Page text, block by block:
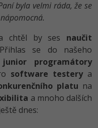
byla velmi ráda, že se
chtěl by ses naučit
se do našeho
programátory
software testerya
platu na
a mnoho dalších
dnes: